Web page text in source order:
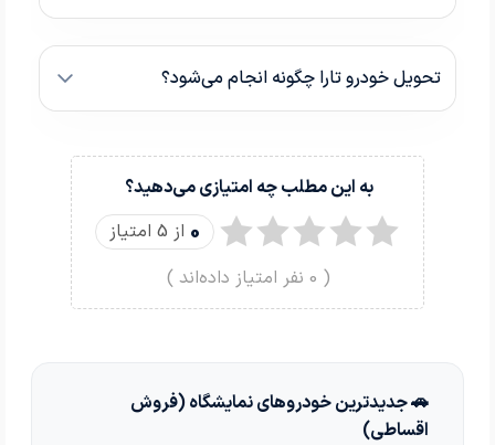
تحویل خودرو تارا چگونه انجام می‌شود؟
به این مطلب چه امتیازی می‌دهید؟
0 از 5 امتیاز
(
0 نفر امتیاز داده‌اند )
🚗 جدیدترین خودروهای نمایشگاه (فروش
اقساطی)